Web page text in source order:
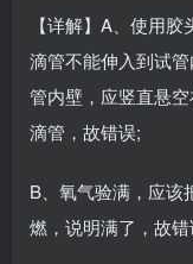
【详解】A、使用
滴管不能伸入到试
管内壁，应竖直悬
滴管，故错误;
B、氧气验满，应该
燃，说明满了，故错